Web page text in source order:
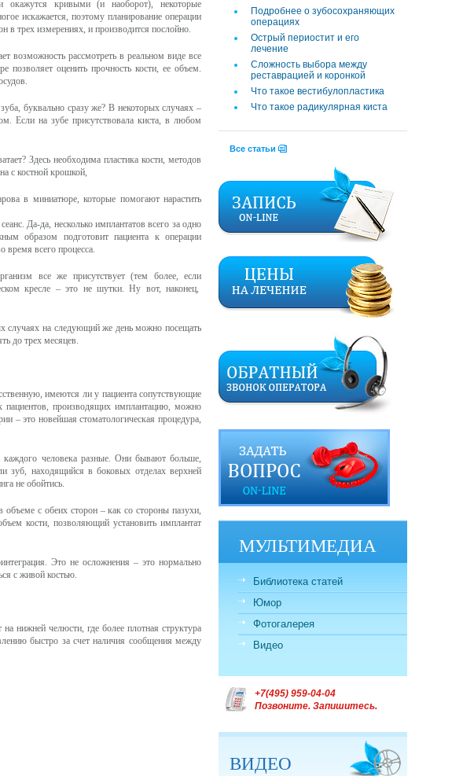
Подробнее о зубосохраняющих
операциях
Острый периостит и его
лечение
Сложность выбора между
реставрацией и коронкой
Что такое вестибулопластика
Что такое радикулярная киста
Все статьи
МУЛЬТИМЕДИА
Библиотека статей
Юмор
Фотогалерея
Видео
+7(495) 959-04-04
Позвоните. Запишитесь.
ВИДЕО
окажутся кривыми (и наоборот), некоторые
искажается, поэтому планирование операции
в трех измерениях, и производится послойно.
возможность рассмотреть в реальном виде все
позволяет оценить прочность кости, ее объем.
буквально сразу же? В некоторых случаях –
Если на зубе присутствовала киста, в любом
Здесь необходима пластика кости, методов
с костной крошкой,
в миниатюре, которые помогают нарастить
Да-да, несколько имплантатов всего за одно
образом подготовит пациента к операции
время всего процесса.
все же присутствует (тем более, если
кресле – это не шутки. Ну вот, наконец,
случаях на следующий же день можно посещать
до трех месяцев.
имеются ли у пациента сопутствующие
пациентов, производящих имплантацию, можно
– это новейшая стоматологическая процедура,
человека разные. Они бывают больше,
зуб, находящийся в боковых отделах верхней
не обойтись.
объеме с обеих сторон – как со стороны пазухи,
кости, позволяющий установить имплантат
Это не осложнения – это нормально
с живой костью.
нижней челюсти, где более плотная структура
быстро за счет наличия сообщения между